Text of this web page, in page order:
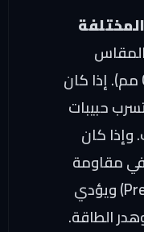
بالملليمتر (مثلاً 0.2 مم، 0.5 مم). إذا كان
حبيبات
وإذا كان
مقاومة
عالية للتدفق (Pressure Drop) ويؤدي
الطاقة.